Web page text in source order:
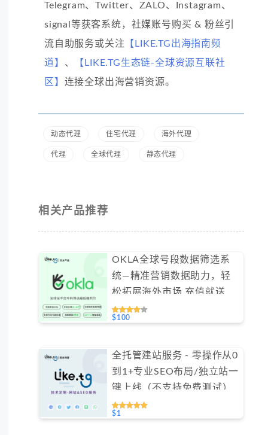
Telegram、Twitter、ZALO、Instagram、
signal等获客系统，社媒账号购买 & 粉丝引
流自助服务或关注 【LIKE.TG出海指南频
道】 、
【LIKE.TG生态链-全球资源互联社
区】 连接全球出海营销资源。
动态代理 住宅代理 海外代理
代理 全球代理 静态代理
相关产品推荐
OKLA全球号段数据筛选系
统—精准营销数据助力，轻
松拓展海外市场 充值就送
40% #SJOKLA
$100
全托管建站服务 - 零操作从0
到1+专业SEO布局/独立站一
键上线（不支持免费测试）
$1